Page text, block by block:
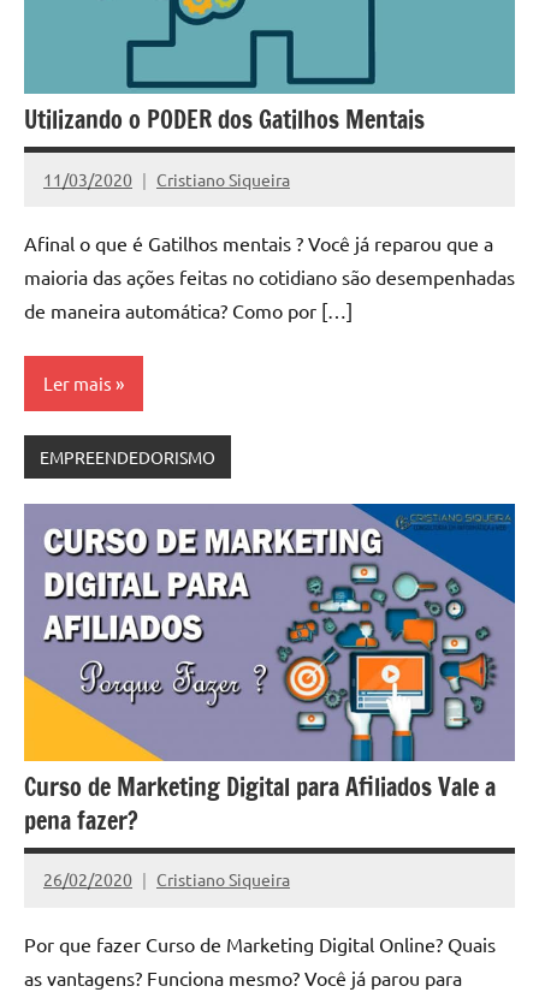
Utilizando o PODER dos Gatilhos Mentais
11/03/2020 Cristiano Siqueira
Nenhum
Afinal o que é Gatilhos mentais ? Você já reparou que a
maioria das ações feitas no cotidiano são desempenhadas
de maneira automática? Como por […]
Ler mais
EMPREENDEDORISMO
Curso de Marketing Digital para Afiliados Vale a
pena fazer?
26/02/2020 Cristiano Siqueira
Nenhum
Por que fazer Curso de Marketing Digital Online? Quais
as vantagens? Funciona mesmo? Você já parou para